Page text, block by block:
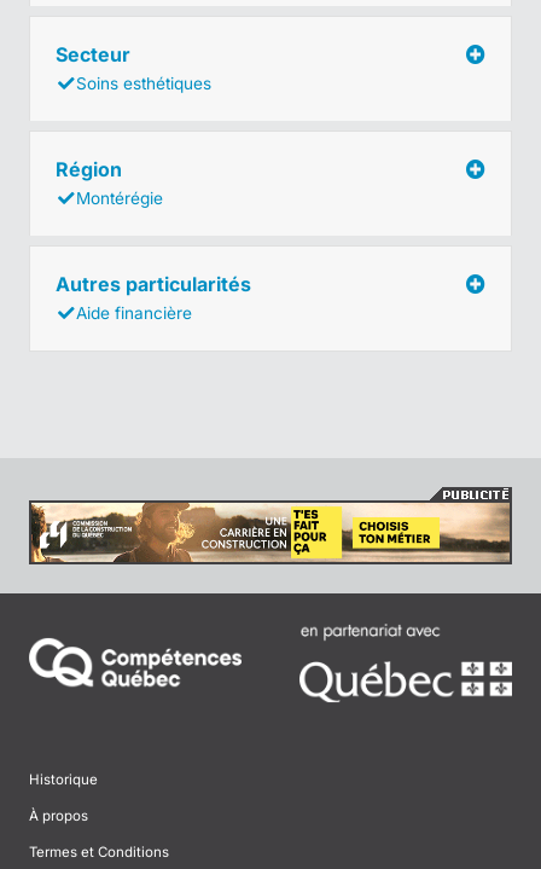
Secteur
Soins esthétiques
Région
Montérégie
Autres particularités
Aide financière
Historique
À propos
Termes et Conditions